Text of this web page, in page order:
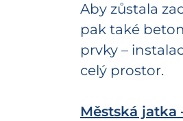
Aby zůstala
pak také
prvky –
celý prostor.
Městská jatka